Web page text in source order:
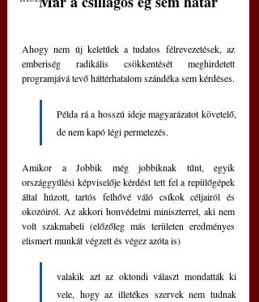
Ahogy nem új keletűek a tudatos félrevezetések, az
emberiség radikális csökkentését meghirdetett
programjává tevő háttérhatalom szándéka sem kérdéses.
Példa rá a hosszú ideje magyarázatot követelő,
de nem kapó légi permetezés.
Amikor a Jobbik még jobbiknak tűnt, egyik
országgyűlési képviselője kérdést tett fel a repülőgépek
által húzott, tartós felhővé váló csíkok céljairól és
okozóiról. Az akkori honvédelmi miniszterrel, aki nem
volt szakmabeli (előzőleg más területen eredményes
elismert munkát végzett és végez azóta is)
valakik azt az oktondi választ mondatták ki
vele, hogy az illetékes szervek nem tudnak